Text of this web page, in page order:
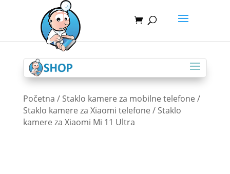
Početna / Staklo kamere za mobilne telefone /
Staklo kamere za Xiaomi telefone / Staklo
kamere za Xiaomi Mi 11 Ultra